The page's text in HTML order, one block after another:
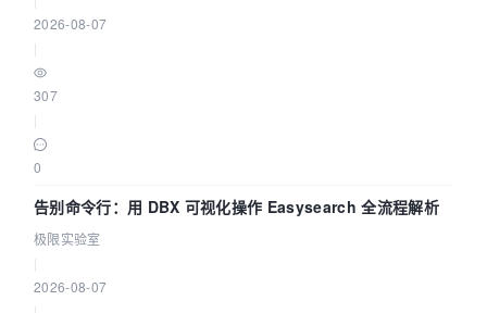
2026-08-07
307
0
告别命令行：用 DBX 可视化操作 Easysearch 全流程解析
极限实验室
2026-08-07